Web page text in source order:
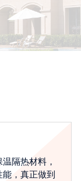
隔热材料，
，真正做到